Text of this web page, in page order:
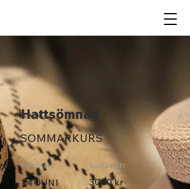
Hattsömnad
SOMMARKURS
Kursstart
14 JUNI
Kursavgift
3000 kr